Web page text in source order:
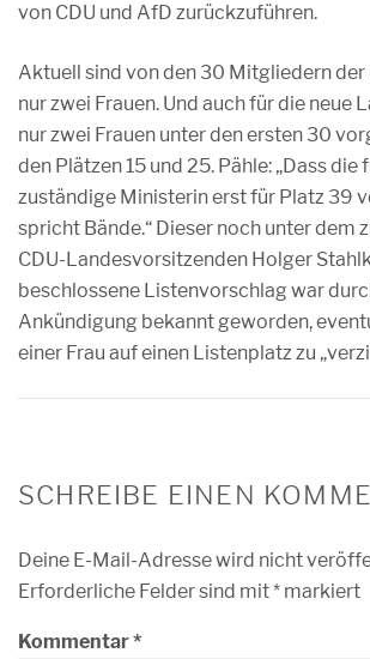
von CDU und AfD zurückzuführen.
Aktuell sind von den 30 Mitgliedern der
nur zwei Frauen. Und auch für die neue
nur zwei Frauen unter den ersten 30
den Plätzen 15 und 25. Pähle: „Dass
zuständige Ministerin erst für Platz 39
spricht Bände.“ Dieser noch unter dem
CDU-Landesvorsitzenden Holger
beschlossene Listenvorschlag war
Ankündigung bekannt geworden,
einer Frau auf einen Listenplatz zu
SCHREIBE EINEN
Deine E-Mail-Adresse wird nicht
Erforderliche Felder sind mit* markiert
Kommentar*